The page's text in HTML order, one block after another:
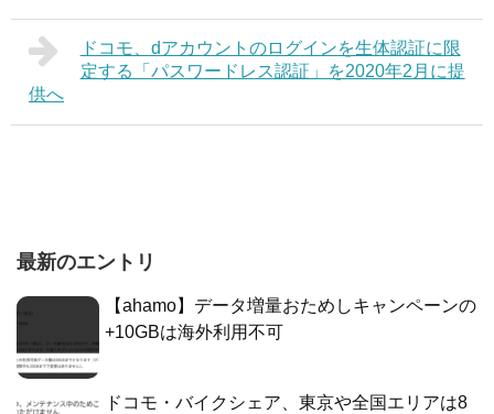
ドコモ、dアカウントのログインを生体認証に限
定する「パスワードレス認証」を2020年2月に提
供へ
最新のエントリ
【ahamo】データ増量おためしキャンペーンの
+10GBは海外利用不可
ドコモ・バイクシェア、東京や全国エリアは8